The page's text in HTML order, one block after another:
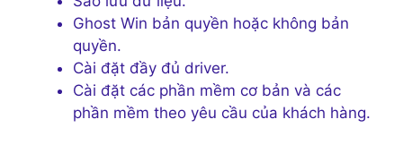
Ghost Win bản quyền hoặc không bản
quyền.
Cài đặt đầy đủ driver.
Cài đặt các phần mềm cơ bản và các
phần mềm theo yêu cầu của khách hàng.